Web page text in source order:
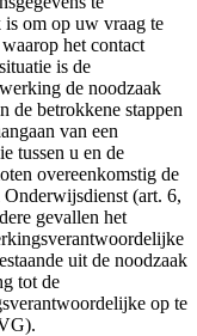
om op uw vraag te
het contact
is de
de noodzaak
de betrokkene stappen
van een
tussen u en de
overeenkomstig de
(art. 6,
gevallen het
uit de noodzaak
tot de
op te